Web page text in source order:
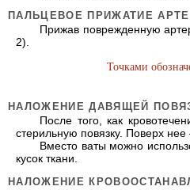
ПАЛЬЦЕВОЕ ПРИЖАТИЕ
Прижав поврежденную
2).
Точками
НАЛОЖЕНИЕ ДАВЯЩЕЙ
После того, как
стерильную повязку. Поверх
Вместо ваты можно
кусок ткани.
НАЛОЖЕНИЕ